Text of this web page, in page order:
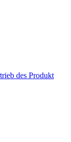
des Produkt